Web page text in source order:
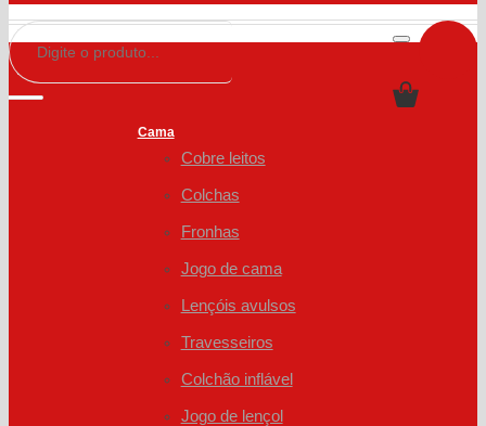
Cama
Cobre leitos
Colchas
Fronhas
Jogo de cama
Lençóis avulsos
Travesseiros
Colchão inflável
Jogo de lençol